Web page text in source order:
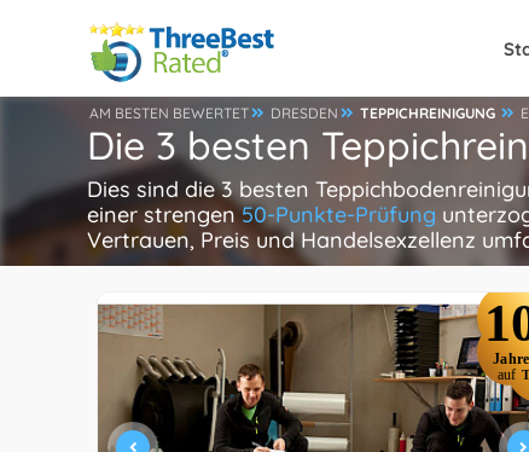
AM BESTEN BEWERTET DRESDEN TEPPICHREINIGUNG
Die 3 besten
Dies sind die 3 besten
einer strengen50-Punkte-Prüfung
Vertrauen, Preis und Handelsexzellenz
Jahre
auf